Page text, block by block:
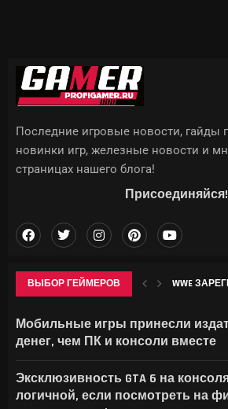
ВЫБОР ГЕЙМЕРОВ WWE
Мобильные игры принесли
денег, чем ПК и консоли вместе
Эксклюзивность GTA 6 на
логичной, если посмотреть на
Последние игровые новости, гайды
новинки игр, железные новости и
страницах нашего блога!
Присоединяйся!